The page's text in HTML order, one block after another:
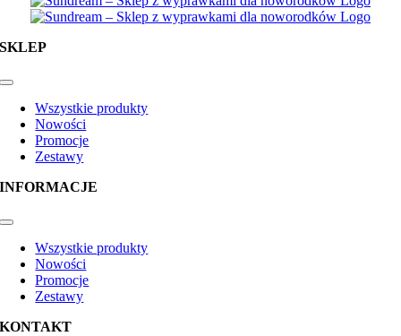
SKLEP
Toggle
NavigationWszystkie produkty
Nowości
Promocje
Zestawy
INFORMACJE
Toggle
NavigationWszystkie produkty
Nowości
Promocje
Zestawy
KONTAKT